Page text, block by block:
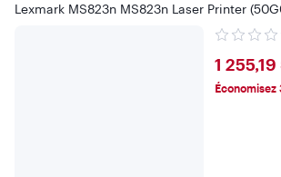
Lexmark MS823n MS823n Laser Printer
1 255,19
Économisez